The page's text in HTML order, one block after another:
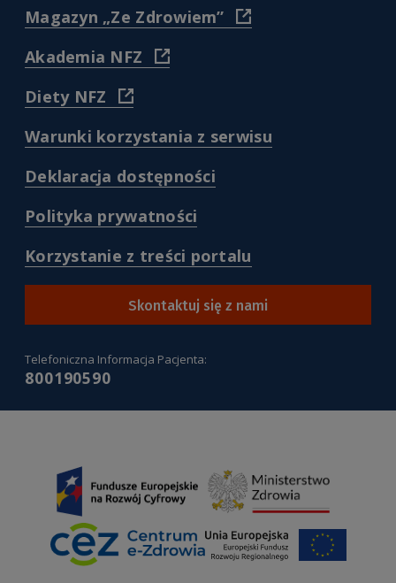
Magazyn „Ze Zdrowiem”
(
https://www.nfz.gov.pl/
)
Akademia NFZ
(
https://akademia.nfz.gov.pl/
Diety NFZ
(
https://diety.nfz.gov.pl/
Warunki korzystania z serwisu(
/warunki-
Deklaracja dostępności(
/deklaracja-
Polityka prywatności
/polityka-
prywatnosci
)
Korzystanie z treści portalu
/korzystanie-
z-
tresci-
Skontaktuj się z nami
Telefoniczna Informacja Pacjenta:
800190590